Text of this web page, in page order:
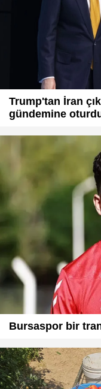
Trump'tan İran
gündemine
Bursaspor bir